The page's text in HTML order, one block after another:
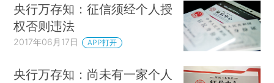
央行万存知：征信须经个人授
权否则违法
2017年06月17日 APP打开
央行万存知：尚未有一家个人